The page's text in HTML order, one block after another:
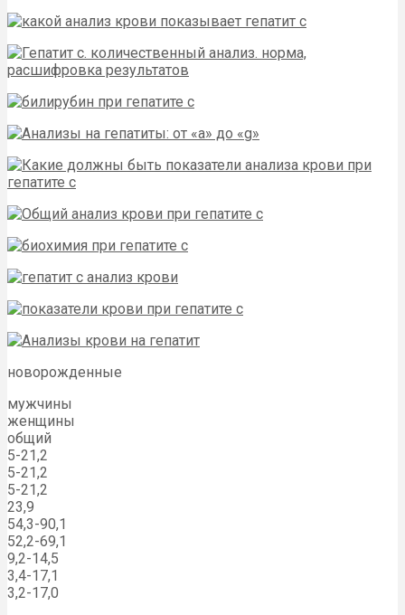
новорожденные
мужчины
женщины
общий
5-21,2
5-21,2
5-21,2
23,9
54,3-90,1
52,2-69,1
9,2-14,5
3,4-17,1
3,2-17,0